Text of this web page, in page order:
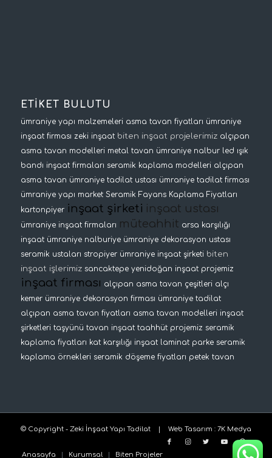
ETİKET BULUTU
ümraniye yapı malzemeleri asma tavan fiyatları ümraniye
inşaat firması zeki inşaat biten inşaat projelerimiz alçıpan
asma tavan modelleri metal tavan ümraniye nalbur led ışık
bandı inşaat firmaları seramik kaplama modelleri alçıpan
asma tavan ümraniye tadilat ustası ümraniye tadilat firması
ümraniye yapı market Seramik Fayans Kaplama Fiyatları
kartonpiyer inşaat şirketi inşaat ustası
ümraniye inşaat firmaları müteahhit arsa karşılığı
inşaat ümraniye nalburiye ümraniye dekorasyon ustası
seramik ustaları stropiyer ümraniye inşaat şirketi biten
inşaat işlerimiz sancaktepe yenidoğan inşaat projemiz
inşaat firması alçıpan asma tavan çeşitleri alçı
kemer ümraniye dekorasyon firması ümraniye tadilat
alçıpan asma tavan fiyatları asma tavan modelleri inşaat
şirketleri taşyünü tavan inşaat taahhüt projemiz seramik
kaplama fiyatları kat karşılığı inşaat laminat parke seramik
kaplama örnekleri seramik döşeme fiyatları petek tavan
© Copyright - Zeki İnşaat Yapı Tadilat | Web Tasarım : 7K Medya
Anasayfa Kurumsal Biten Projeler